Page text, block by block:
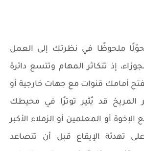
ملحوظًا في نظرتك إلى العمل
إذ تتكاثر المهام وتتسع دائرة
أمامك قنوات مع جهات خارجية أو
المريخ قد يُثير توترًا في محيطك
أو المعلمين أو الزملاء الأكبر
تهدئة الإيقاع قبل أن تتصاعد